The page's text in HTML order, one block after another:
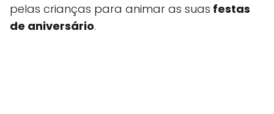
pelas crianças para animar as suas festas
de aniversário.